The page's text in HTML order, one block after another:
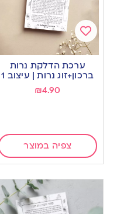
Add
wishlist
ערכת הדלקת נרות
ברכון+זוג נרות | עיצוב 1
₪4.90
צפיה במוצר